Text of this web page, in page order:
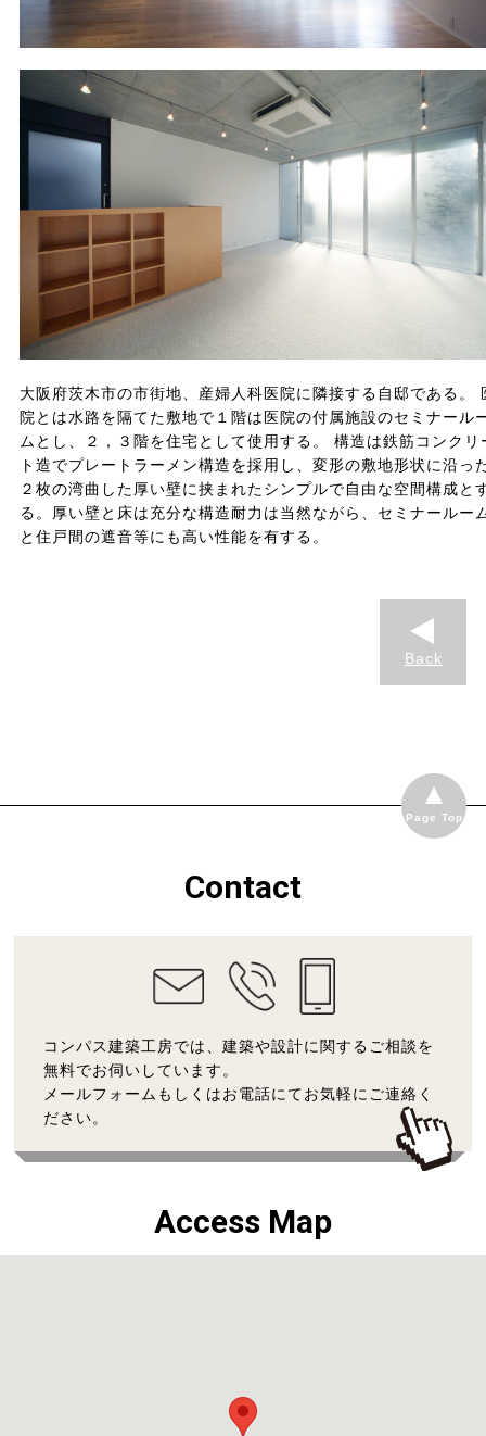
大阪府茨木市の市街地、産婦人科医院に隣接する自邸である。
院とは水路を隔てた敷地で１階は医院の付属施設のセミナール
ムとし、２，３階を住宅として使用する。 構造は鉄筋コンクリ
ト造でプレートラーメン構造を採用し、変形の敷地形状に沿っ
２枚の湾曲した厚い壁に挟まれたシンプルで自由な空間構成と
る。厚い壁と床は充分な構造耐力は当然ながら、セミナールー
と住戸間の遮音等にも高い性能を有する。
Back
Page Top
Contact
コンパス建築工房では、建築や設計に関するご相談を
無料でお伺いしています。
メールフォームもしくはお電話にてお気軽にご連絡く
ださい。
Access Map